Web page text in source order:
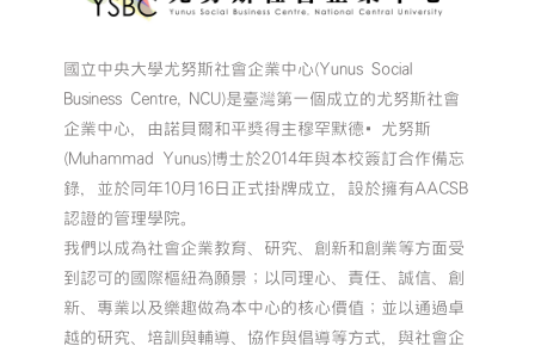
國立中央大學尤努斯社會企業中心(Yunus Social
Business Centre, NCU)是臺灣第一個成立的尤努斯社會
企業中心，由諾貝爾和平獎得主穆罕默德•尤努斯
(Muhammad Yunus)博士於2014年與本校簽訂合作備忘
錄，並於同年10月16日正式掛牌成立，設於擁有AACSB
認證的管理學院。
我們以成為社會企業教育、研究、創新和創業等方面受
到認可的國際樞紐為願景；以同理心、責任、誠信、創
新、專業以及樂趣做為本中心的核心價值；並以通過卓
越的研究、培訓與輔導、協作與倡導等方式，與社會企